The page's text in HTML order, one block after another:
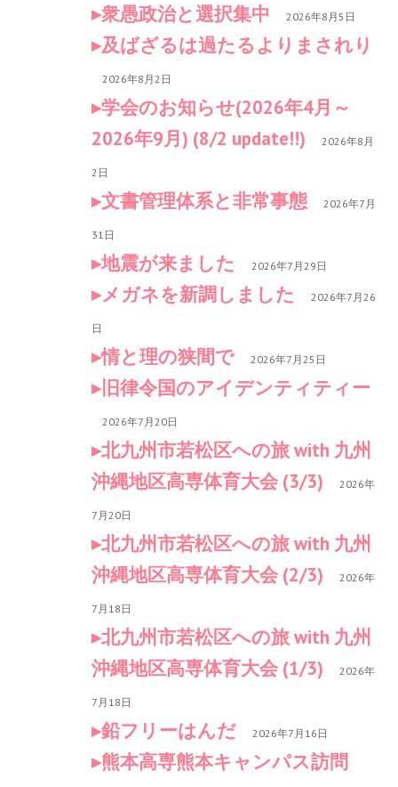
衆愚政治と選択集中 2026年8月5日
及ばざるは過たるよりまされり
2026年8月2日
学会のお知らせ(2026年4月～
2026年9月) (8/2 update!!)
2026年8月
2日
文書管理体系と非常事態 2026年7月
31日
地震が来ました 2026年7月29日
メガネを新調しました 2026年7月26
日
情と理の狭間で 2026年7月25日
旧律令国のアイデンティティー
2026年7月20日
北九州市若松区への旅 with 九州
沖縄地区高専体育大会 (3/3)
2026年
7月20日
北九州市若松区への旅 with 九州
沖縄地区高専体育大会 (2/3)
2026年
7月18日
北九州市若松区への旅 with 九州
沖縄地区高専体育大会 (1/3)
2026年
7月18日
鉛フリーはんだ 2026年7月16日
熊本高専熊本キャンパス訪問